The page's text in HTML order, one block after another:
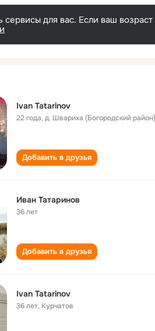
для вас. Если ваш
Ivan Tatarinov
22 года,д. Швариха (Богородский район)
Добавить в друзья
Иван Татаринов
36 лет
Добавить в друзья
Ivan Tatarinov
36 лет, Курчатов